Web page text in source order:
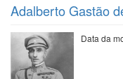
Adalberto Gastão
Data da